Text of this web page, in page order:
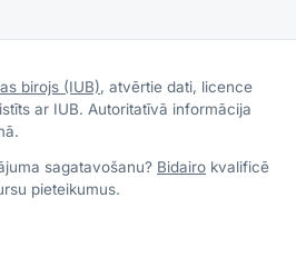
birojs (IUB), atvērtie dati, licence
ar IUB. Autoritatīvā informācija
sagatavošanu? Bidairo kvalificē
pieteikumus.